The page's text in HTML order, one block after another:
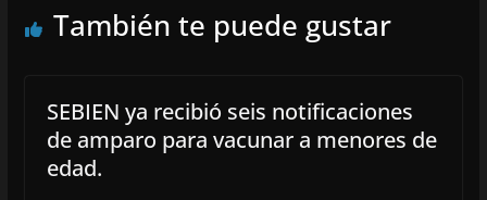
También te puede gustar
SEBIEN ya recibió seis notificaciones
de amparo para vacunar a menores de
edad.